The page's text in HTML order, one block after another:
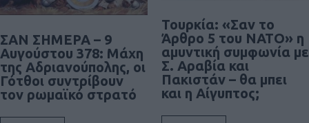
ΣΑΝ ΣΗΜΕΡΑ – 9
Αυγούστου 378: Μάχη
της Αδριανούπολης, οι
Γότθοι συντρίβουν
τον ρωμαϊκό στρατό
Τουρκία: «Σαν το
Άρθρο 5 του ΝΑΤΟ» η
αμυντική συμφωνία με
Σ. Αραβία και
Πακιστάν – θα μπει
και η Αίγυπτος;